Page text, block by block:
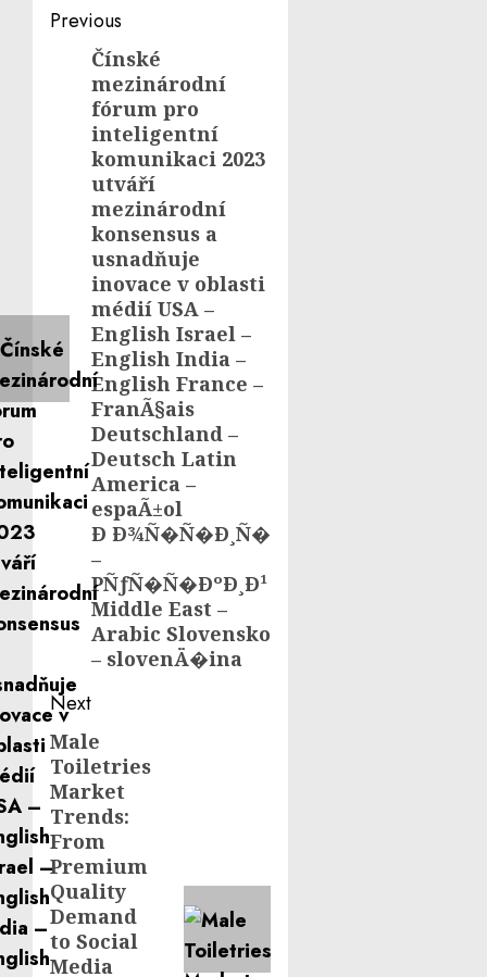
Post
navigation
Previous
Previous
post:
Čínské
mezinárodní
fórum pro
inteligentní
komunikaci 2023
utváří
mezinárodní
konsensus a
usnadňuje
inovace v oblasti
médií USA –
English Israel –
English India –
English France –
FranÃ§ais
Deutschland –
Deutsch Latin
America –
espaÃ±ol
Ð Ð¾Ñ�Ñ�Ð¸Ñ�
–
PÑƒÑ�Ñ�ÐºÐ¸Ð¹
Middle East –
Arabic Slovensko
– slovenÄ�ina
Next
Next
post:
Male
Toiletries
Market
Trends:
From
Premium
Quality
Demand
to Social
Media